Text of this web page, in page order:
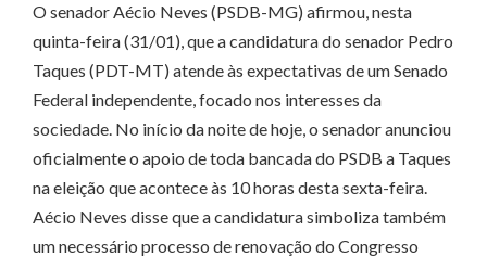
O senador Aécio Neves (PSDB-MG) afirmou, nesta
quinta-feira (31/01), que a candidatura do senador Pedro
Taques (PDT-MT) atende às expectativas de um Senado
Federal independente, focado nos interesses da
sociedade. No início da noite de hoje, o senador anunciou
oficialmente o apoio de toda bancada do PSDB a Taques
na eleição que acontece às 10 horas desta sexta-feira.
Aécio Neves disse que a candidatura simboliza também
um necessário processo de renovação do Congresso